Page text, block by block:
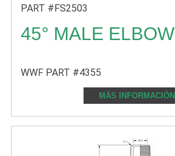
PART #FS2503
45° MALE ELBOW
WWF PART #4355
MÁS INFORMACIÓN